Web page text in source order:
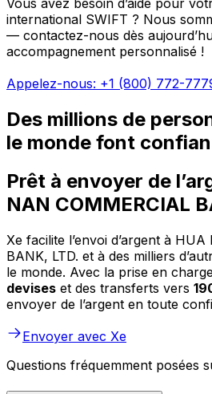
international SWIFT ? Nous
— contactez-nous dès
accompagnement personnalisé !
Appelez-nous: +1 (800) 772-
Des millions de
le monde font
Prêt à envoyer de
NAN COMMERCIAL
Xe facilite l’envoi d’argent à
BANK, LTD. et à des milliers
le monde. Avec la prise en
devises et des transferts vers
envoyer de l’argent en toute
Envoyer avec Xe
Questions fréquemment posées